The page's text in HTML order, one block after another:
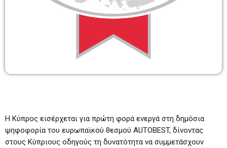
Η Κύπρος εισέρχεται για πρώτη φορά ενεργά στη δημόσια
ψηφοφορία του ευρωπαϊκού θεσμού AUTOBEST, δίνοντας
στους Κύπριους οδηγούς τη δυνατότητα να συμμετάσχουν